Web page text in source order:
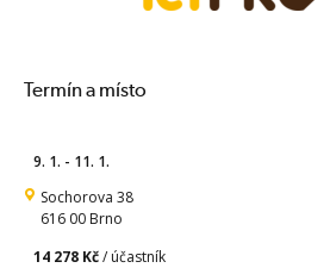
Termín a místo
9. 1. - 11. 1.
Sochorova 38
616 00 Brno
14 278 Kč/ účastník